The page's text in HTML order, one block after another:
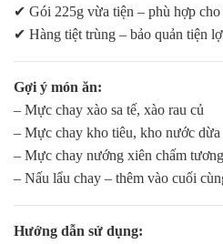
✔ Gói 225g vừa tiện – phù hợp cho
✔ Hàng tiệt trùng – bảo quản tiện
Gợi ý món ăn:
– Mực chay xào sa tế, xào rau củ
– Mực chay kho tiêu, kho nước dừa
– Mực chay nướng xiên chấm
– Nấu lẩu chay – thêm vào cuối
Hướng dẫn sử dụng: